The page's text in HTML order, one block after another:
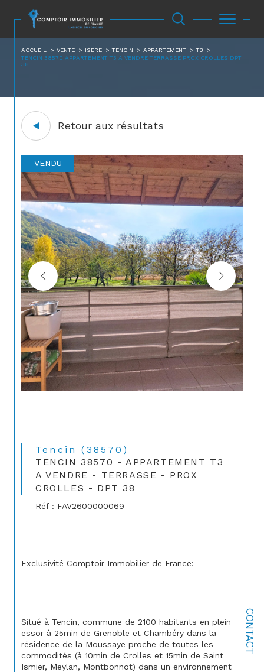
CONTACT
ACCUEIL VENTE ISERE TENCIN APPARTEMENT
T3
TENCIN 38570 APPARTEMENT T3 A VENDRE TERRASSE PROX CROLLES DPT
38
Retour aux résultats
VENDU
Tencin (38570)
TENCIN 38570 - APPARTEMENT T3
A VENDRE - TERRASSE - PROX
CROLLES - DPT 38
Réf : FAV2600000069
Exclusivité Comptoir Immobilier de France:
Situé à Tencin, commune de 2100 habitants en plein
essor à 25min de Grenoble et Chambéry dans la
résidence de la Moussaye proche de toutes les
commodités (à 10min de Crolles et 15min de Saint
Ismier, Meylan, Montbonnot) dans un environnement